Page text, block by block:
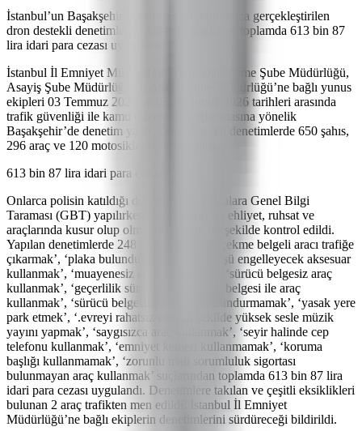
İstanbul’un Başakşehir ilçesinde 2 gün boyunca gerçekleştirilen
dron destekli denetimlerde 248 araç sürücüne toplamda 613 bin 87
lira idari para cezası uygulandı.
İstanbul İl Emniyet Müdürlüğü Trafik Denetleme Şube Müdürlüğü,
Asayiş Şube Müdürlüğü ile Asayiş Şube Müdürlüğü’ne bağlı yunus
ekipleri 03 Temmuz 2026 ve 05. Temmuz 2026 tarihleri arasında
trafik güvenliği ile kamu düzeninin sağlanmasına yönelik
Başakşehir’de denetim yaptı. Dron destekli denetimlerde 650 şahıs,
296 araç ve 120 motosiklet kontrol edildi.
613 bin 87 lira idari para cezası
Onlarca polisin katıldığı denetimlerde yolculara Genel Bilgi
Taraması (GBT) yapılırken, sürücülerin ise ehliyet, ruhsat ve
araçlarında kusur olup olmadığı detaylı bir şekilde kontrol edildi.
Yapılan denetimlerde 248 araÇ sürücüne ‘çekme belgeli aracı trafiğe
çıkarmak’, ‘plaka bulundurmamak’, ‘Görüşü engelleyecek aksesuar
kullanmak’, ‘muayenesiz araç kullanmak’, ‘sürücü belgesiz araç
kullanmak’, ‘geçerlilik süresi dolan sürücü belgesi ile araç
kullanmak’, ‘sürücü belgesini yanında bulundurmamak’, ‘yasak yere
park etmek’, ‘.evreyi rahatsız edecek şekilde yüksek sesle müzik
yayını yapmak’, ‘saygısızca araç kullanmak’, ‘seyir halinde cep
telefonu kullanmak’, ‘emniyet kemeri kullanmamak’, ‘koruma
başlığı kullanmamak’, ‘zorunlu mali sorumluluk sigortası
bulunmayan araç kullanmak’ suçlarından toplamda 613 bin 87 lira
idari para cezası uygulandı. Denetimlere takılan ve çeşitli eksiklikleri
bulunan 2 araç trafikten men edildi. İstanbul İl Emniyet
Müdürlüğü’ne bağlı ekiplerin denetimlerini sürdüreceği bildirildi.